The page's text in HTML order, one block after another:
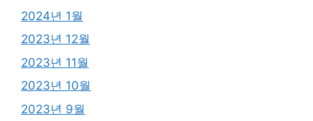
2024년 1월
2023년 12월
2023년 11월
2023년 10월
2023년 9월